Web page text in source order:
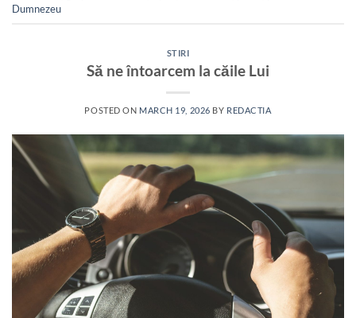
Dumnezeu
STIRI
Să ne întoarcem la căile Lui
POSTED ON MARCH 19, 2026 BY REDACTIA